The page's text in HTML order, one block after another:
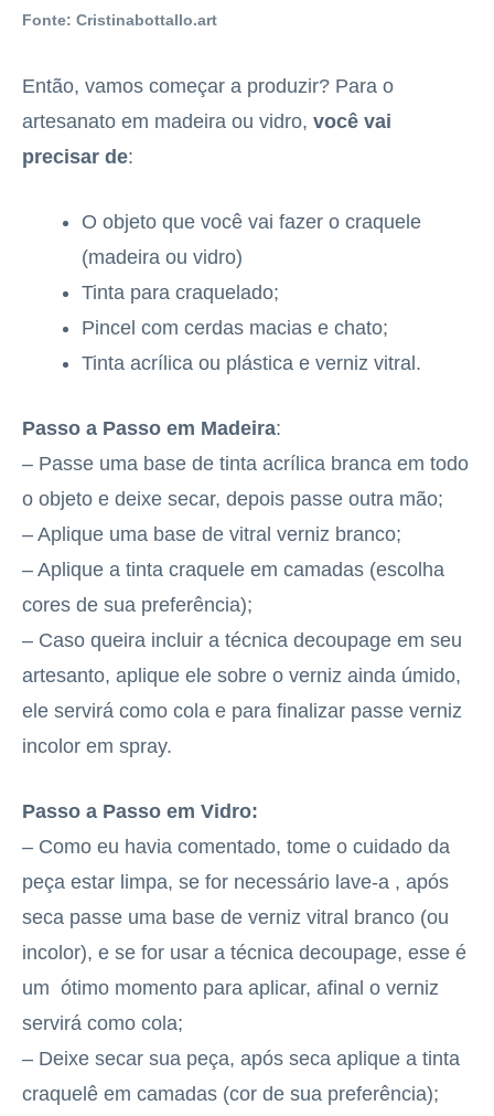
Fonte: Cristinabottallo.art
Então, vamos começar a produzir? Para o
artesanato em madeira ou vidro, você vai
precisar de:
O objeto que você vai fazer o craquele
(madeira ou vidro)
Tinta para craquelado;
Pincel com cerdas macias e chato;
Tinta acrílica ou plástica e verniz vitral.
Passo a Passo em Madeira:
– Passe uma base de tinta acrílica branca em todo
o objeto e deixe secar, depois passe outra mão;
– Aplique uma base de vitral verniz branco;
– Aplique a tinta craquele em camadas (escolha
cores de sua preferência);
– Caso queira incluir a técnica decoupage em seu
artesanto, aplique ele sobre o verniz ainda úmido,
ele servirá como cola e para finalizar passe verniz
incolor em spray.
Passo a Passo em Vidro:
– Como eu havia comentado, tome o cuidado da
peça estar limpa, se for necessário lave-a , após
seca passe uma base de verniz vitral branco (ou
incolor), e se for usar a técnica decoupage, esse é
um ótimo momento para aplicar, afinal o verniz
servirá como cola;
– Deixe secar sua peça, após seca aplique a tinta
craquelê em camadas (cor de sua preferência);